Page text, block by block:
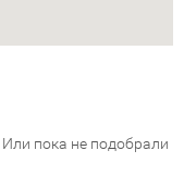
Или пока не подобрали